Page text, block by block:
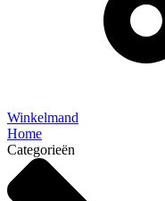
Winkelmand
Home
Categorieën